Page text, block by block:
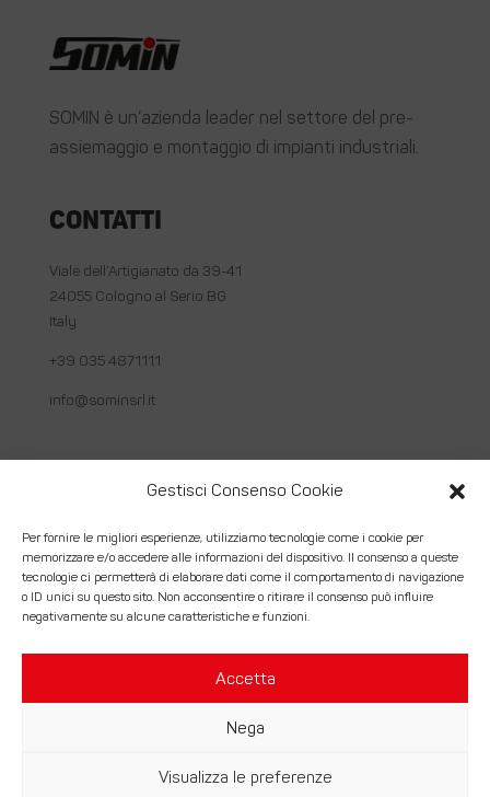
Gestisci Consenso Cookie
Per fornire le migliori esperienze, utilizziamo tecnologie come i cookie per
memorizzare e/o accedere alle informazioni del dispositivo. Il consenso a queste
tecnologie ci permetterà di elaborare dati come il comportamento di navigazione
o ID unici su questo sito. Non acconsentire o ritirare il consenso può influire
negativamente su alcune caratteristiche e funzioni.
Accetta
Nega
Visualizza le preferenze
SOMIN è un’azienda leader nel settore del pre-
assiemaggio e montaggio di impianti industriali.
Contatti
Viale dell’Artigianato da 39-41
24055 Cologno al Serio BG
Italy
+39 035 4871111
info@sominsrl.it
Come lavoriamo
Servizi
02056430164 –Credits